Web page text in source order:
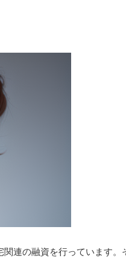
連の融資を行っています。